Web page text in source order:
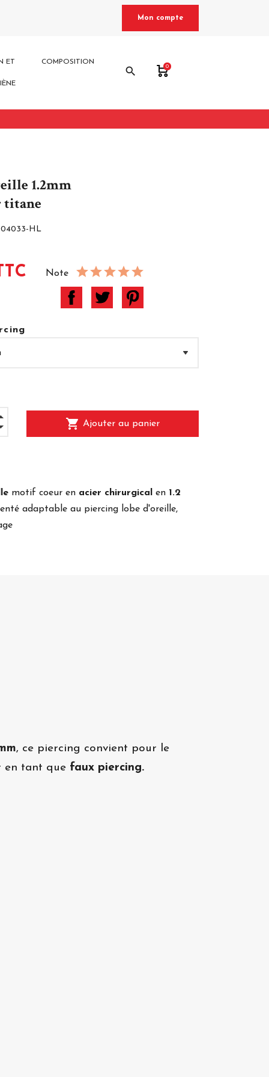
Mon compte
ET COMPOSITION
search 0
1.2mm
titane
HL
Note
shopping_cart Ajouter au panier
motif coeur en acier chirurgical en 1.2
adaptable au piercing lobe d'oreille,
, ce piercing convient pour le
en tant que faux piercing.